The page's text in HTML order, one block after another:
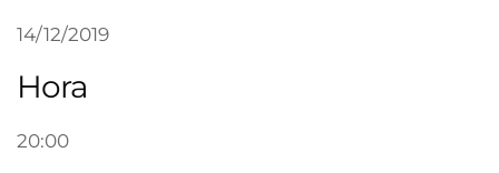
14/12/2019
Hora
20:00